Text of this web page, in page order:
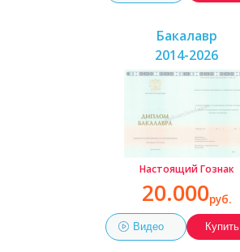
Бакалавр
2014-2026
Настоящий Гознак
20.000руб.
Видео Купить